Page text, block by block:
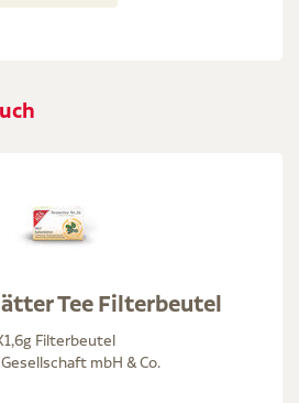
Tee Filterbeutel
Filterbeutel
mbH & Co.